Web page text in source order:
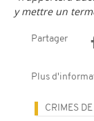
y mettre un
Partager
Plus
CRIMES